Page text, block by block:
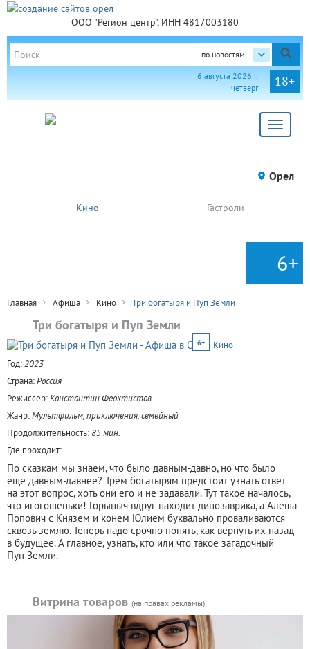
ООО "Регион центр", ИНН 4817003180
по новостям
18+
6 августа 2026 г.
четверг
Toggle
Орел
Кино Гастроли
6+
Главная Афиша Кино Три богатыря и Пуп Земли
Три богатыря и Пуп Земли
6+
Кино
Год:2023
Страна:Россия
Режиссер:Константин Феоктистов
Жанр:Мультфильм, приключения, семейный
Продолжительность:85 мин.
Где проходит:
По сказкам мы знаем, что было давным-давно, но что было
еще давным-давнее? Трем богатырям предстоит узнать ответ
на этот вопрос, хоть они его и не задавали. Тут такое началось,
что игогошеньки! Горыныч вдруг находит динозаврика, а Алеша
Попович с Князем и конем Юлием буквально проваливаются
сквозь землю. Теперь надо срочно понять, как вернуть их назад
в будущее. А главное, узнать, кто или что такое загадочный
Пуп Земли.
Витрина товаров (на правах рекламы)